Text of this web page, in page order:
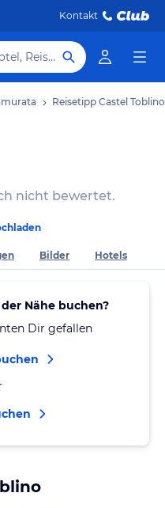
Kontakt
Hotel, Reiseziel
Reisetipp Castel Toblino
nicht bewertet.
Bilder Hotels
Nähe buchen?
Dir gefallen